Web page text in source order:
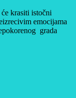
krasiti istočni
emocijama
grada